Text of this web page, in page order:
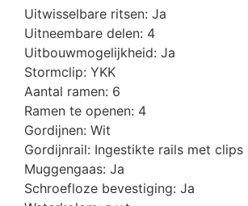
Uitwisselbare ritsen: Ja
Uitneembare delen: 4
Uitbouwmogelijkheid: Ja
Stormclip: YKK
Aantal ramen: 6
Ramen te openen: 4
Gordijnen: Wit
Gordijnrail: Ingestikte rails met clips
Muggengaas: Ja
Schroefloze bevestiging: Ja